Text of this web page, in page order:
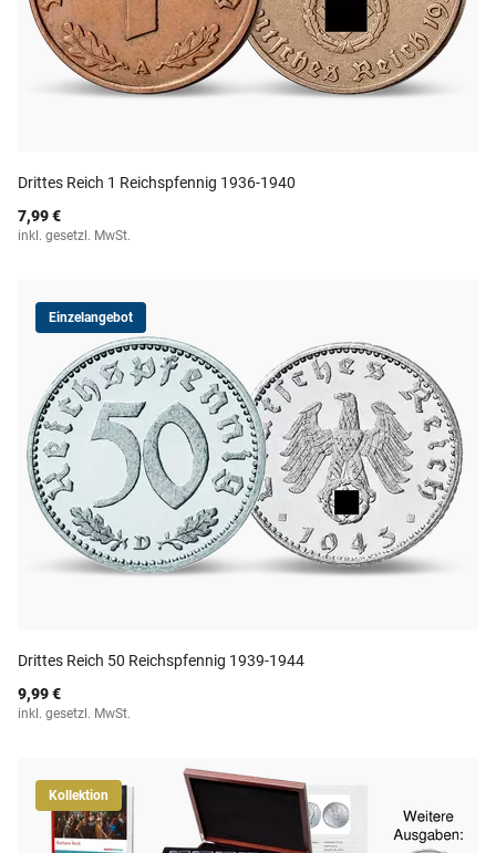
Drittes Reich 1 Reichspfennig 1936-1940
7,99 €
inkl. gesetzl. MwSt.
Einzelangebot
Drittes Reich 50 Reichspfennig 1939-1944
9,99 €
inkl. gesetzl. MwSt.
Kollektion